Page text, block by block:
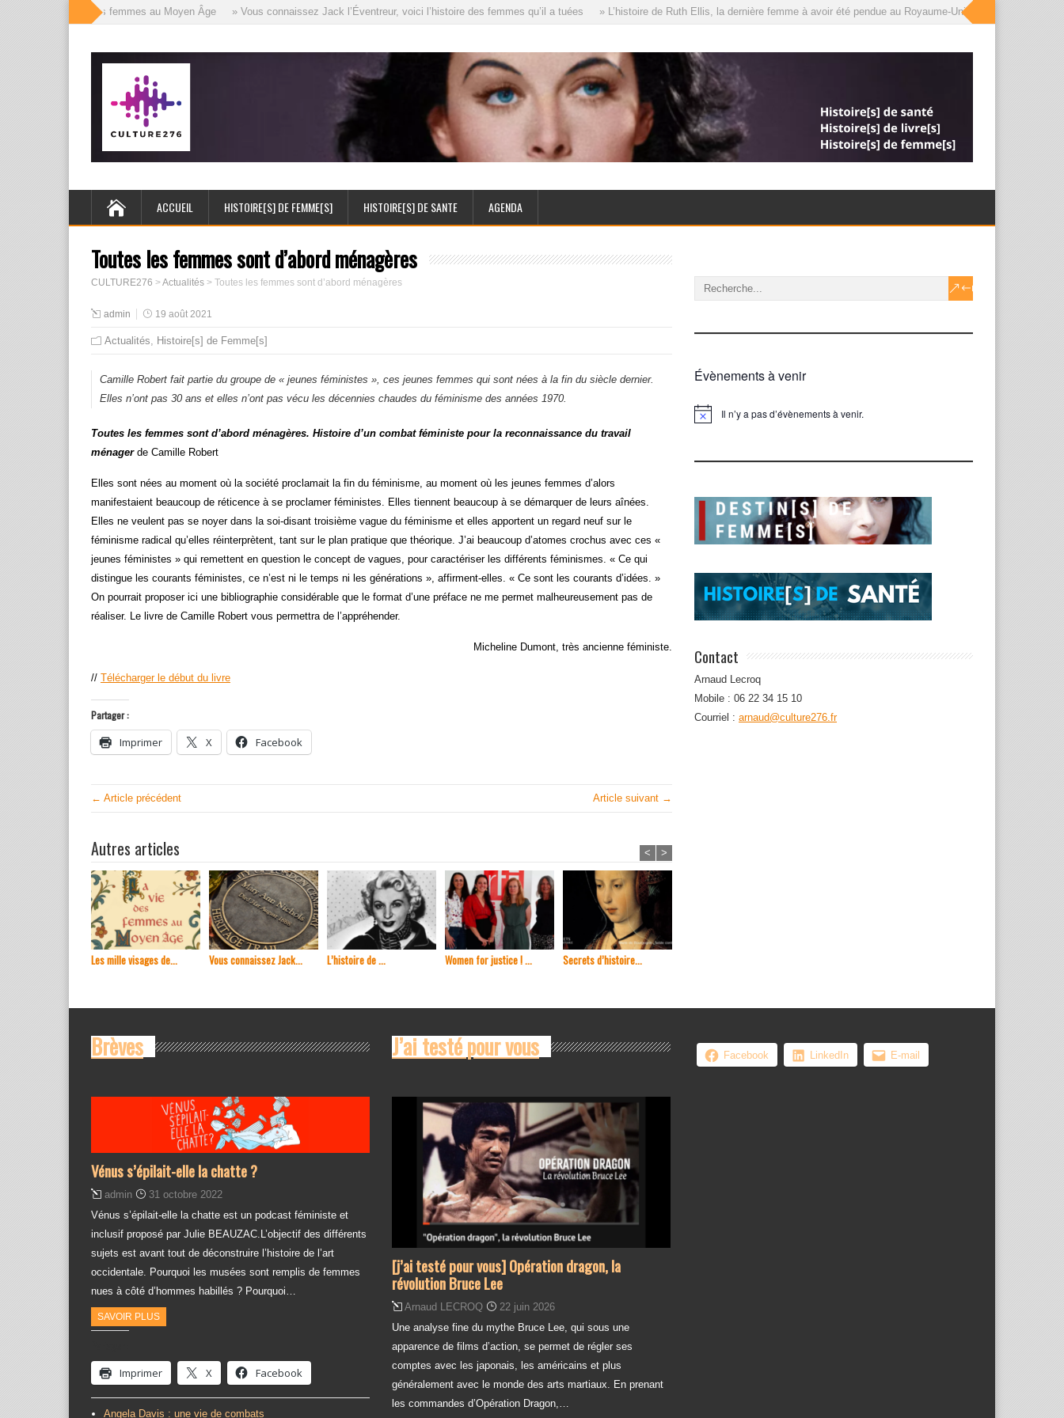
mille visages des femmes au Moyen Âge » Vous connaissez Jack l’Éventreur, voici l’histoire des femmes qu’il a tuées » L’histoire de Ruth Ellis, la dernière femme à avoir été pendue au Royaume-Uni, que le roi a désormais
ACCUEIL HISTOIRE[S] DE FEMME[S] HISTOIRE[S] DE SANTE AGENDA
Toutes les femmes sont d’abord ménagères
CULTURE276 >Actualités > Toutes les femmes sont d’abord ménagères
admin 19 août 2021
Actualités, Histoire[s] de Femme[s]
Camille Robert fait partie du groupe de « jeunes féministes », ces jeunes femmes qui sont nées à la fin du siècle dernier.
Elles n’ont pas 30 ans et elles n’ont pas vécu les décennies chaudes du féminisme des années 1970.
Toutes les femmes sont d’abord ménagères. Histoire d’un combat féministe pour la reconnaissance du travail
ménagerde Camille Robert
Elles sont nées au moment où la société proclamait la fin du féminisme, au moment où les jeunes femmes d’alors
manifestaient beaucoup de réticence à se proclamer féministes. Elles tiennent beaucoup à se démarquer de leurs aînées.
Elles ne veulent pas se noyer dans la soi-disant troisième vague du féminisme et elles apportent un regard neuf sur le
féminisme radical qu’elles réinterprètent, tant sur le plan pratique que théorique. J’ai beaucoup d’atomes crochus avec ces «
jeunes féministes » qui remettent en question le concept de vagues, pour caractériser les différents féminismes. « Ce qui
distingue les courants féministes, ce n’est ni le temps ni les générations », affirment-elles. « Ce sont les courants d’idées. »
On pourrait proposer ici une bibliographie considérable que le format d’une préface ne me permet malheureusement pas de
réaliser. Le livre de Camille Robert vous permettra de l’appréhender.
Micheline Dumont, très ancienne féministe.
// Télécharger le début du livre
Partager :
Imprimer X Facebook
← Article précédent Article suivant →
Autres articles
Les mille visages de... Vous connaissez Jack... L’histoire de ... Women for justice ! ... Secrets d’histoire...
< >
Évènements à venir
Notice Il n’y a pas d’évènements à venir.
Contact
Arnaud Lecroq
Mobile : 06 22 34 15 10
Courriel : arnaud@culture276.fr
Brèves
Vénus s’épilait-elle la chatte ?
admin
31 octobre 2022
Vénus s’épilait-elle la chatte est un podcast féministe et
inclusif proposé par Julie BEAUZAC.L’objectif des différents
sujets est avant tout de déconstruire l’histoire de l’art
occidentale. Pourquoi les musées sont remplis de femmes
nues à côté d’hommes habillés ? Pourquoi…
SAVOIR PLUS
Imprimer X Facebook
Angela Davis : une vie de combats
J’ai testé pour vous
[j’ai testé pour vous] Opération dragon, la
révolution Bruce Lee
Arnaud LECROQ
22 juin 2026
Une analyse fine du mythe Bruce Lee, qui sous une
apparence de films d’action, se permet de régler ses
comptes avec les japonais, les américains et plus
généralement avec le monde des arts martiaux. En prenant
les commandes d’Opération Dragon,…
Facebook LinkedIn E-mail